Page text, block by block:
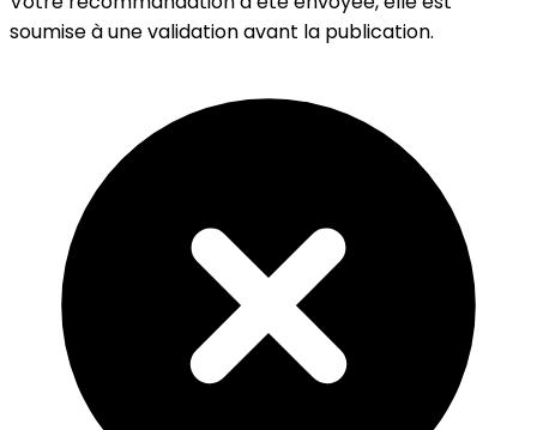
soumise à une validation avant la publication.